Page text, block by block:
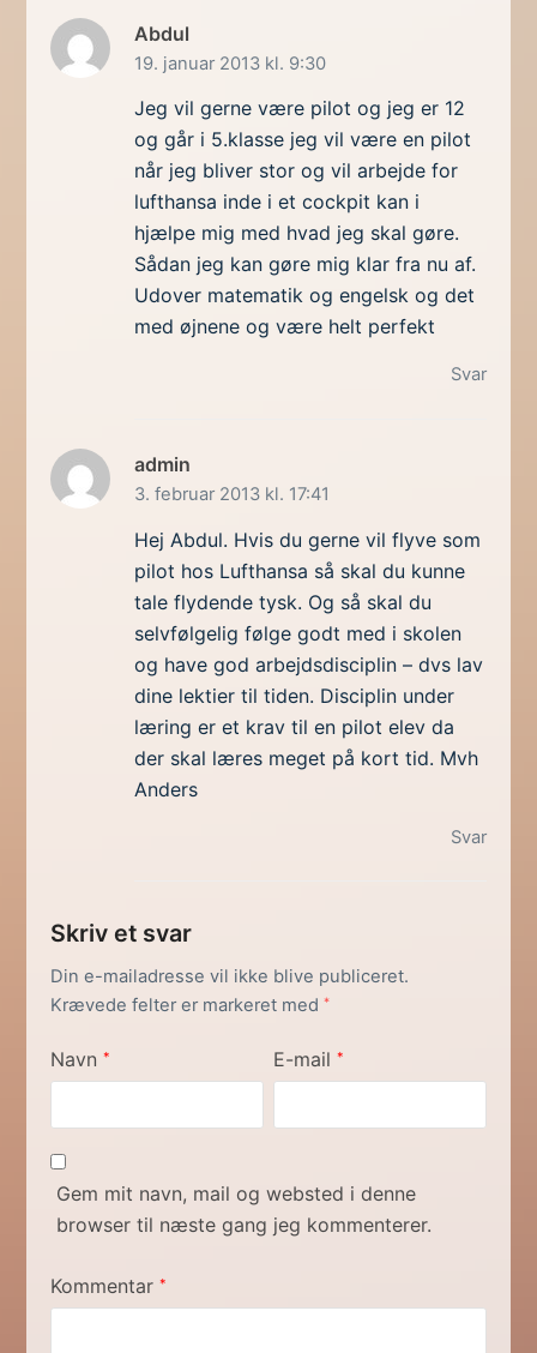
Abdul
19. januar 2013 kl. 9:30
Jeg vil gerne være pilot og jeg er 12
og går i 5.klasse jeg vil være en pilot
når jeg bliver stor og vil arbejde for
lufthansa inde i et cockpit kan i
hjælpe mig med hvad jeg skal gøre.
Sådan jeg kan gøre mig klar fra nu af.
Udover matematik og engelsk og det
med øjnene og være helt perfekt
Svar
admin
3. februar 2013 kl. 17:41
Hej Abdul. Hvis du gerne vil flyve som
pilot hos Lufthansa så skal du kunne
tale flydende tysk. Og så skal du
selvfølgelig følge godt med i skolen
og have god arbejdsdisciplin – dvs lav
dine lektier til tiden. Disciplin under
læring er et krav til en pilot elev da
der skal læres meget på kort tid. Mvh
Anders
Svar
Skriv et svar
Din e-mailadresse vil ikke blive publiceret.
Krævede felter er markeret med*
Navn* E-mail *
Gem mit navn, mail og websted i denne
browser til næste gang jeg kommenterer.
Kommentar*